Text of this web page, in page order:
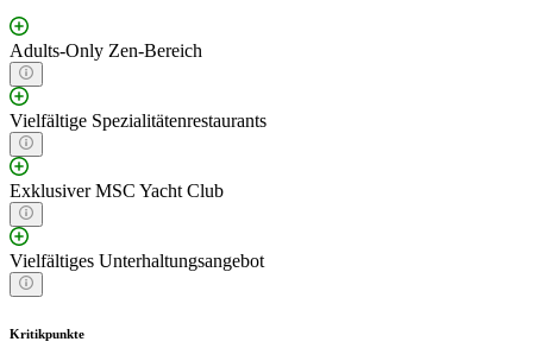
Adults-Only Zen-Bereich
Vielfältige Spezialitätenrestaurants
Exklusiver MSC Yacht Club
Vielfältiges Unterhaltungsangebot
Kritikpunkte